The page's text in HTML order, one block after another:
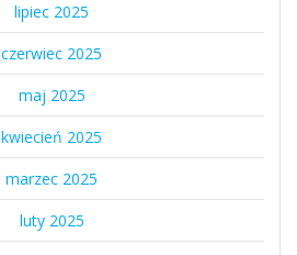
lipiec 2025
czerwiec 2025
maj 2025
kwiecień 2025
marzec 2025
luty 2025